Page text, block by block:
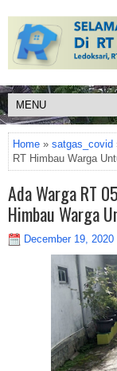
Home » satgas_covid
RT Himbau Warga
Ada Warga RT
Himbau Warga
December 19, 2020